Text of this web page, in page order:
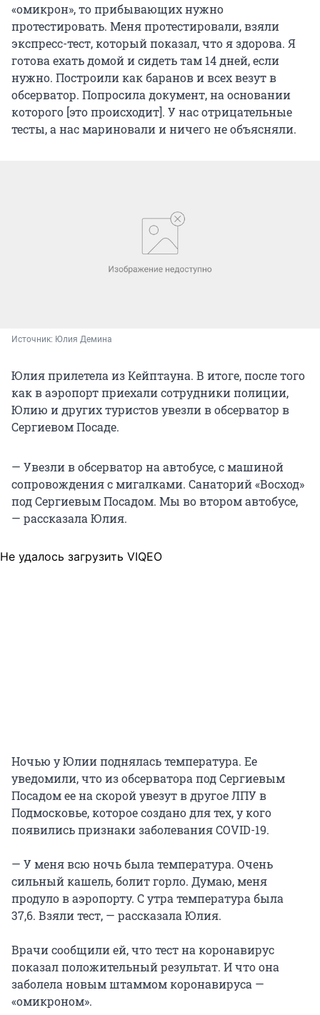
«омикрон», то прибывающих нужно
протестировать. Меня протестировали, взяли
экспресс-тест, который показал, что я здорова. Я
готова ехать домой и сидеть там 14 дней, если
нужно. Построили как баранов и всех везут в
обсерватор. Попросила документ, на основании
которого [это происходит]. У нас отрицательные
тесты, а нас мариновали и ничего не объясняли.
Источник: Юлия Демина
Юлия прилетела из Кейптауна. В итоге, после того
как в аэропорт приехали сотрудники полиции,
Юлию и других туристов увезли в обсерватор в
Сергиевом Посаде.
— Увезли в обсерватор на автобусе, с машиной
сопровождения с мигалками. Санаторий «Восход»
под Сергиевым Посадом. Мы во втором автобусе,
— рассказала Юлия.
Не удалось загрузить VIQEO
Ночью у Юлии поднялась температура. Ее
уведомили, что из обсерватора под Сергиевым
Посадом ее на скорой увезут в другое ЛПУ в
Подмосковье, которое создано для тех, у кого
появились признаки заболевания COVID-19.
— У меня всю ночь была температура. Очень
сильный кашель, болит горло. Думаю, меня
продуло в аэропорту. С утра температура была
37,6. Взяли тест, — рассказала Юлия.
Врачи сообщили ей, что тест на коронавирус
показал положительный результат. И что она
заболела новым штаммом коронавируса —
«омикроном».